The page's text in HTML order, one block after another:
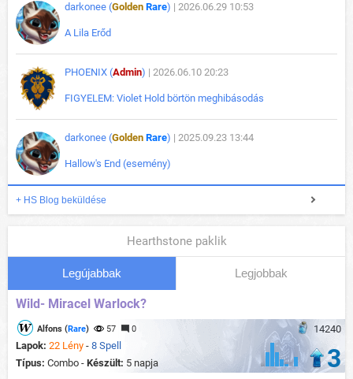
darkonee (Golden Rare) | 2026.06.29 10:53
A Lila Erőd
PHOENIX (Admin) | 2026.06.10 20:23
FIGYELEM: Violet Hold börtön meghibásodás
darkonee (Golden Rare) | 2025.09.23 13:44
Hallow's End (esemény)
+ HS Blog beküldése
Hearthstone paklik
Legújabbak Legjobbak
Wild- Miracel Warlock?
14240
Alfons (Rare) 57 0
Lapok: 22 Lény - 8 Spell
Típus: Combo - Készült: 5 napja 3